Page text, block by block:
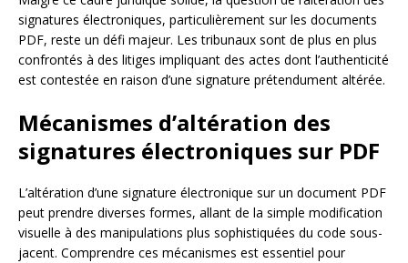
signatures électroniques, particulièrement sur les documents
PDF, reste un défi majeur. Les tribunaux sont de plus en plus
confrontés à des litiges impliquant des actes dont l’authenticité
est contestée en raison d’une signature prétendument altérée.
Mécanismes d’altération des
signatures électroniques sur PDF
L’altération d’une signature électronique sur un document PDF
peut prendre diverses formes, allant de la simple modification
visuelle à des manipulations plus sophistiquées du code sous-
jacent. Comprendre ces mécanismes est essentiel pour